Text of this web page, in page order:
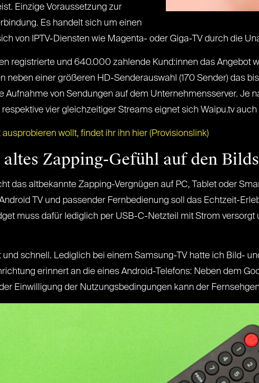
Einzige Voraussetzung zur
Es handelt sich um einen
von IPTV-Diensten wie Magenta- oder Giga-TV durch die
registrierte und 640.000 zahlende Kund:innen das Angebot
neben einer größeren HD-Senderauswahl (170 Sender) das
Aufnahme von Sendungen auf dem Unternehmensserver. Je
vier gleichzeitiger Streams eignet sich Waipu.tv
wollt, findet ihr ihn hier (Provisionslink)
Zapping-Gefühl auf den
das altbekannte Zapping-Vergnügen auf PC, Tablet oder
TV und passender Fernbedienung soll das Echtzeit-
muss dafür lediglich per USB-C-Netzteil mit Strom
und schnell. Lediglich bei einem Samsung-TV hatte ich Bild-
erinnert an die eines Android-Telefons: Neben dem
Einwilligung der Nutzungsbedingungen kann der